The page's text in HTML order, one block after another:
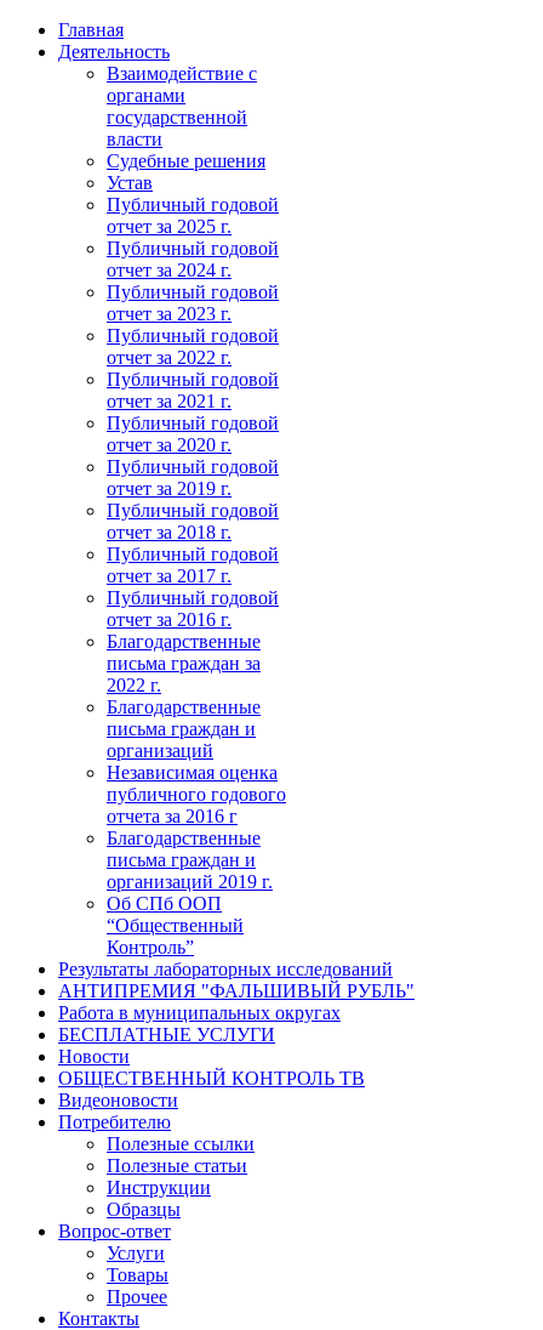
Главная
Деятельность
Взаимодействие с
органами
государственной
власти
Судебные решения
Устав
Публичный годовой
отчет за 2025 г.
Публичный годовой
отчет за 2024 г.
Публичный годовой
отчет за 2023 г.
Публичный годовой
отчет за 2022 г.
Публичный годовой
отчет за 2021 г.
Публичный годовой
отчет за 2020 г.
Публичный годовой
отчет за 2019 г.
Публичный годовой
отчет за 2018 г.
Публичный годовой
отчет за 2017 г.
Публичный годовой
отчет за 2016 г.
Благодарственные
письма граждан за
2022 г.
Благодарственные
письма граждан и
организаций
Независимая оценка
публичного годового
отчета за 2016 г
Благодарственные
письма граждан и
организаций 2019 г.
Об СПб ООП
“Общественный
Контроль”
Результаты лабораторных исследований
АНТИПРЕМИЯ "ФАЛЬШИВЫЙ РУБЛЬ"
Работа в муниципальных округах
БЕСПЛАТНЫЕ УСЛУГИ
Новости
ОБЩЕСТВЕННЫЙ КОНТРОЛЬ ТВ
Видеоновости
Потребителю
Полезные ссылки
Полезные статьи
Инструкции
Образцы
Вопрос-ответ
Услуги
Товары
Прочее
Контакты